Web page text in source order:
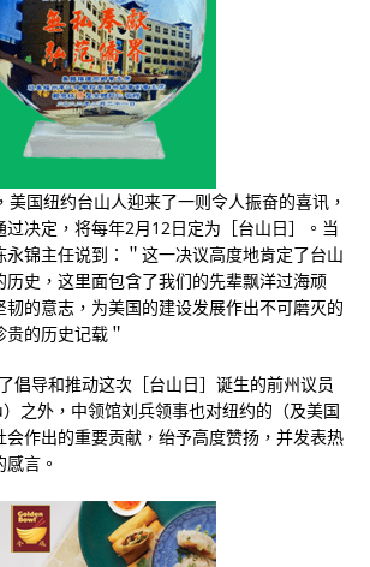
美国纽约台山人迎来了一则令人振奋的喜讯，
决定，将每年2月12日定为［台山日］。当
永锦主任说到：＂这一决议高度地肯定了台山
历史，这里面包含了我们的先辈飘洋过海顽
的意志，为美国的建设发展作出不可磨灭的
的历史记载＂
倡导和推动这次［台山日］诞生的前州议员
之外，中领馆刘兵领事也对纽约的（及美国
会作出的重要贡献，绐予高度赞扬，并发表热
言。